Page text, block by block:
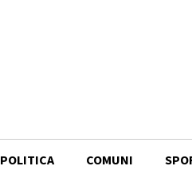
POLITICA COMUNI